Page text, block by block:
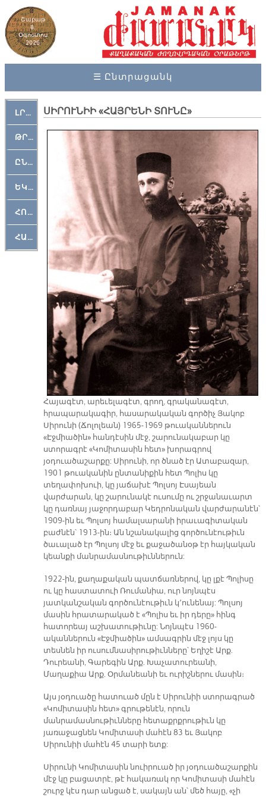
Շաբաթ
8,
Օգոստոս
2026
☰ Ընտրացանկ
ԼՐԱՀՈՍ
ԹՐՔԱՀԱՅ ԿԵԱՆՔ
ԸՆԿԵՐԱՄՇԱԿՈՒԹԱՅԻՆ
ԵԿԵՂԵՑԱԿԱՆ
ՀՈԳԵՄՏԱՒՈՐ
ՀԱՐԹԱԿ
ՍԻՐՈՒՆԻԻ «ՀԱՅՐԵՆԻ ՏՈՒՆԸ»
Հայագէտ, արեւելագէտ, գրող, գրականագէտ,
հրապարակագիր, հասարակական գործիչ Յակոբ
Սիրունի (Ճոլոլեան) 1965-1969 թուականներուն
«Էջմիածին» հանդէսին մէջ, շարունակաբար կը
ստորագրէ «Կոմիտասին հետ» խորագրով
յօդուածաշարքը: Սիրունի, որ ծնած էր Ատաբազար,
1901 թուականին ընտանիքին հետ Պոլիս կը
տեղափոխուի, կը յաճախէ Պոլսոյ Էսայեան
վարժարան, կը շարունակէ ուսումը ու շրջանաւարտ
կը դառնայ յաջորդաբար Կեդրոնական վարժարանէն՝
1909-ին եւ Պոլսոյ համալսարանի իրաւագիտական
բաժնէն՝ 1913-ին։ Ան նշանակալից գործունէութիւն
ծաւալած էր Պոլսոյ մէջ եւ քաջածանօթ էր հայկական
կեանքի մանրամասնութիւններուն:
1922-ին, քաղաքական պատճառներով, կը լքէ Պոլիսը
ու կը հաստատուի Ռումանիա, ուր նոյնպէս
յատկանշական գործունէութիւն կ՚ունենայ: Պոլսոյ
մասին հրատարակած է «Պոլիս եւ իր դերը» հինգ
հատորեայ աշխատութիւնը: Նոյնպէս 1960-
ականներուն «Էջմիածին» ամսագրին մէջ լոյս կը
տեսնեն իր ուսումնասիրութիւնները՝ Եղիշէ Արք.
Դուրեանի, Գարեգին Արք. Խաչատուրեանի,
Մաղաքիա Արք. Օրմանեանի եւ ուրիշներու մասին։
Այս յօդուածը հատուած մըն է Սիրունիի ստորագրած
«Կոմիտասին հետ» գրութենէն, որուն
մանրամասնութիւնները հետաքրքրութիւն կը
յառաջացնեն Կոմիտասի մահէն 83 եւ Յակոբ
Սիրունիի մահէն 45 տարի ետք:
Սիրունի Կոմիտասին նուիրուած իր յօդուածաշարքին
մէջ կը բացատրէ, թէ հակառակ որ Կոմիտասի մահէն
շուրջ կէս դար անցած է, սակայն ան՝ մեծ հայը, «չի